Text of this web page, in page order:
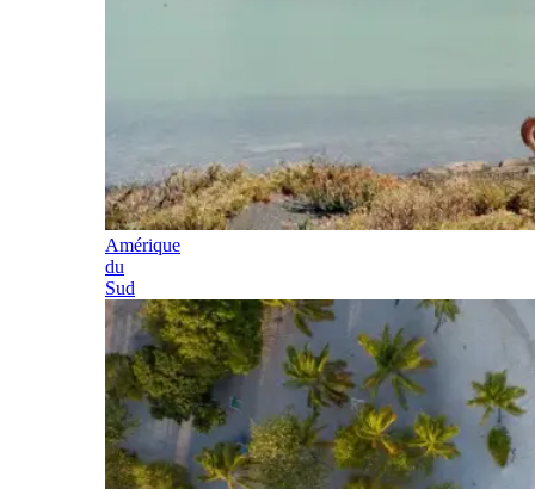
Amérique
du
Sud